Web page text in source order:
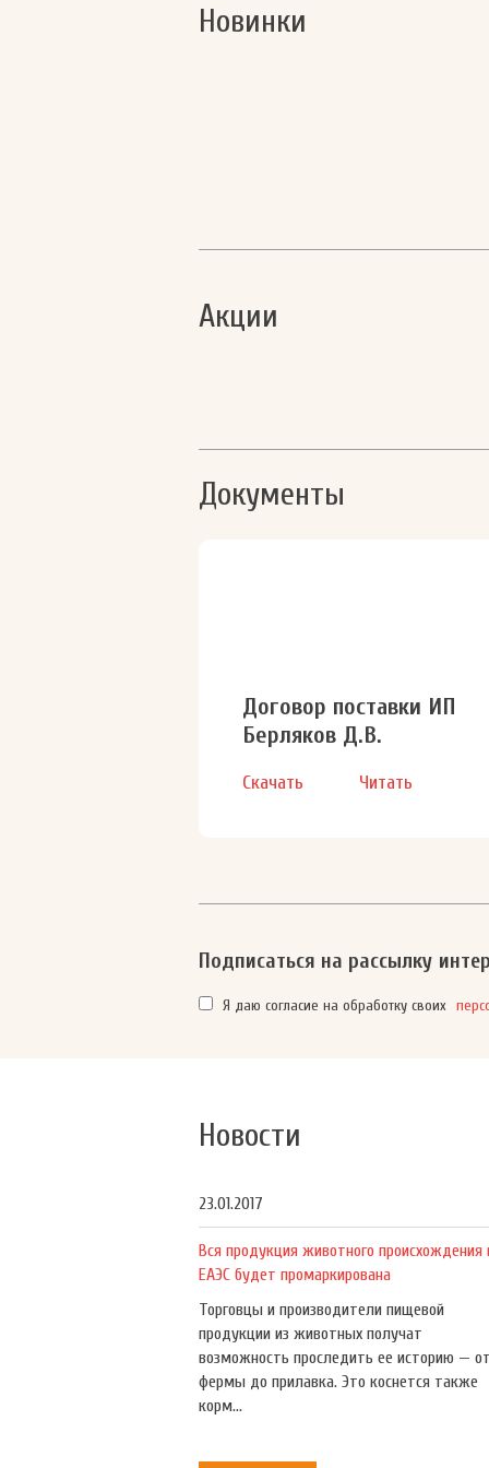
Новинки
Акции
Документы
Договор поставки ИП
Берляков Д.В.
Скачать Читать
Подписаться на рассылку
Я даю согласие на обработку своих
Новости
23.01.2017
Вся продукция животного происхождения
ЕАЭС будет промаркирована
Торговцы и производители пищевой
продукции из животных получат
возможность проследить ее историю — от
фермы до прилавка. Это коснется также
корм...